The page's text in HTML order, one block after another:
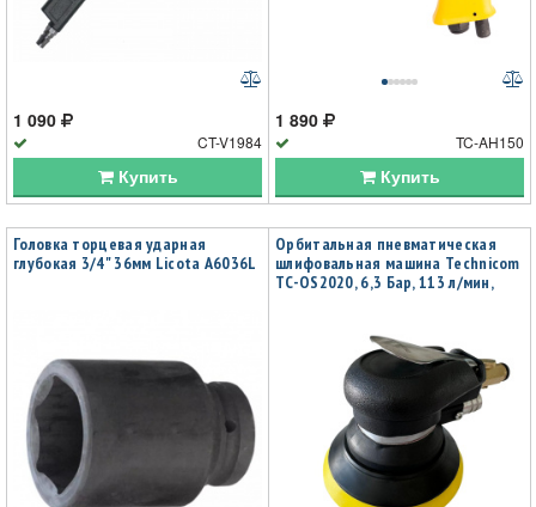
1 090
CT-V1984
Купить
1 890
TC-AH150
Купить
Головка торцевая ударная
глубокая 3/4" 36мм Licota A6036L
Орбитальная пневматическая
шлифовальная машина Technicom
TC-OS2020, 6,3 Бар, 113 л/мин,